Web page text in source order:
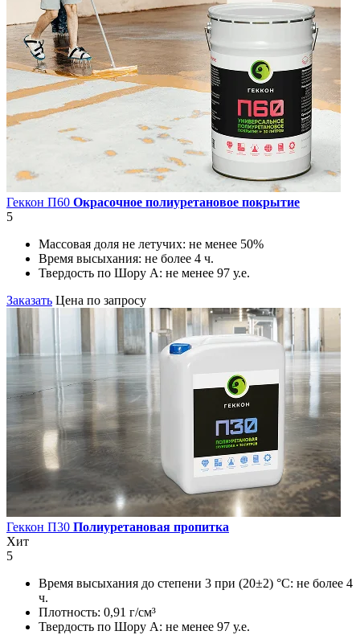
Геккон П60 Окрасочное полиуретановое покрытие
5
Массовая доля не летучих: не менее 50%
Время высыхания: не более 4 ч.
Твердость по Шору А: не менее 97 у.е.
Заказать Цена по запросу
Геккон П30 Полиуретановая пропитка
Хит
5
Время высыхания до степени 3 при (20±2) °С: не более 4
ч.
Плотность: 0,91 г/см³
Твердость по Шору А: не менее 97 у.е.